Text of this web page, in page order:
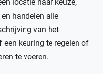
locatie naar keuze,
handelen alle
van het
een keuring te regelen of
te voeren.